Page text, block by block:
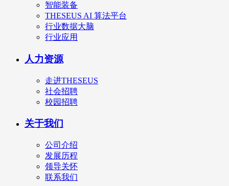
智能装备
THESEUS AI 算法平台
行业数据大脑
行业应用
人力资源
走进THESEUS
社会招聘
校园招聘
关于我们
公司介绍
发展历程
领导关怀
联系我们